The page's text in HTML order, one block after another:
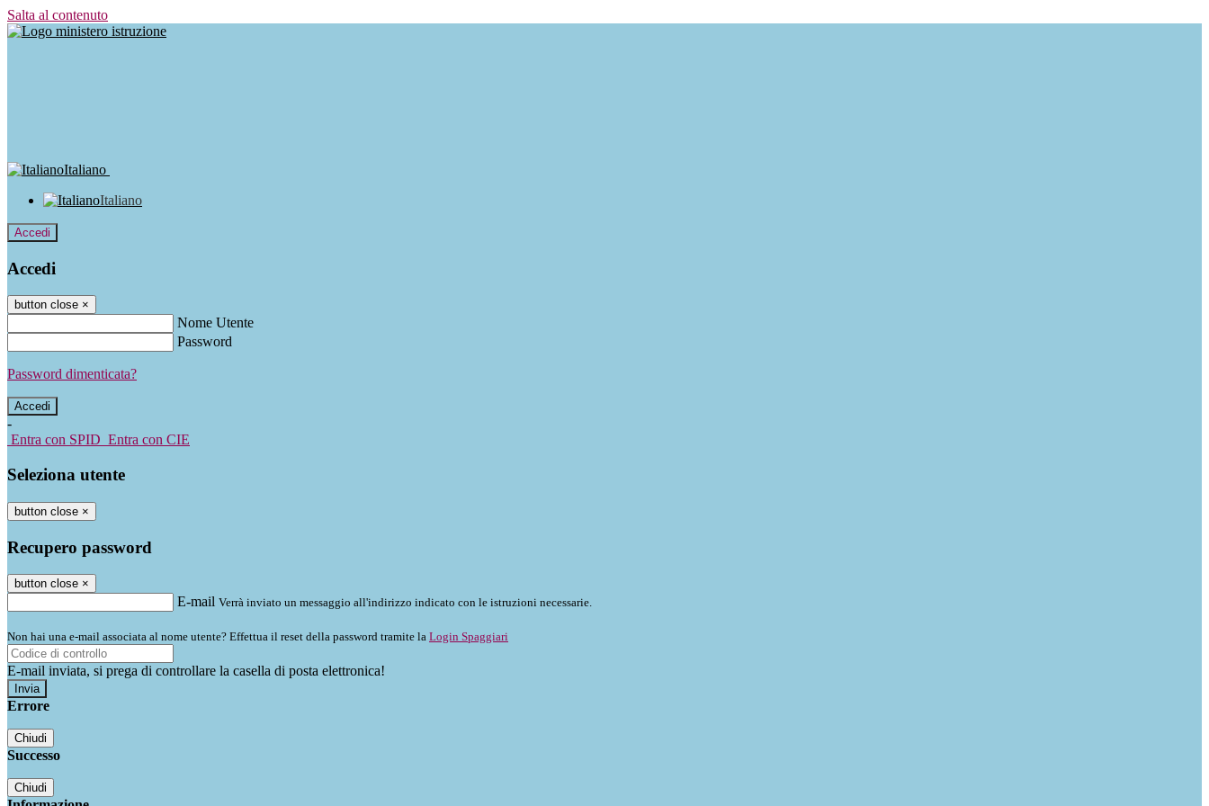
Salta al contenuto
Italiano
Italiano
Accedi
Accedi
button close ×
Nome Utente
Password
Password dimenticata?
-
Entra con SPID Entra con CIE
Seleziona utente
button close ×
Recupero password
button close ×
E-mail Verrà inviato un messaggio all'indirizzo indicato con le istruzioni necessarie.
Non hai una e-mail associata al nome utente? Effettua il reset della password tramite la Login Spaggiari
E-mail inviata, si prega di controllare la casella di posta elettronica!
Errore
Chiudi
Successo
Chiudi